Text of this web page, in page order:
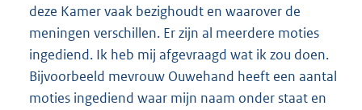
deze Kamer vaak bezighoudt en waarover de
meningen verschillen. Er zijn al meerdere moties
ingediend. Ik heb mij afgevraagd wat ik zou doen.
Bijvoorbeeld mevrouw Ouwehand heeft een aantal
moties ingediend waar mijn naam onder staat en